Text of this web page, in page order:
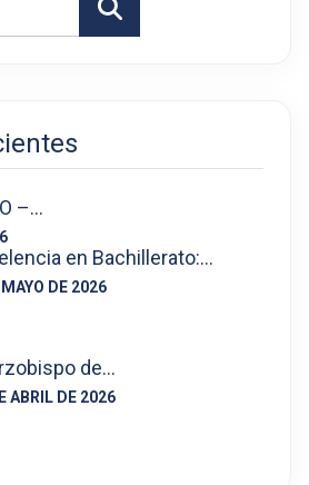
Buscar
–…
en Bachillerato:…
DE 2026
de…
ABRIL DE 2026